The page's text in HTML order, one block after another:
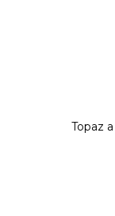
Topaz